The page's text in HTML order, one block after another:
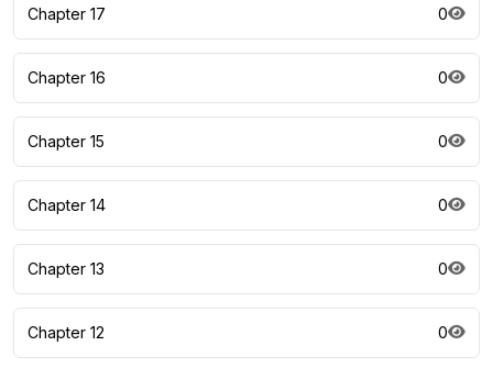
Chapter 17 0
Chapter 16 0
Chapter 15 0
Chapter 14 0
Chapter 13 0
Chapter 12 0